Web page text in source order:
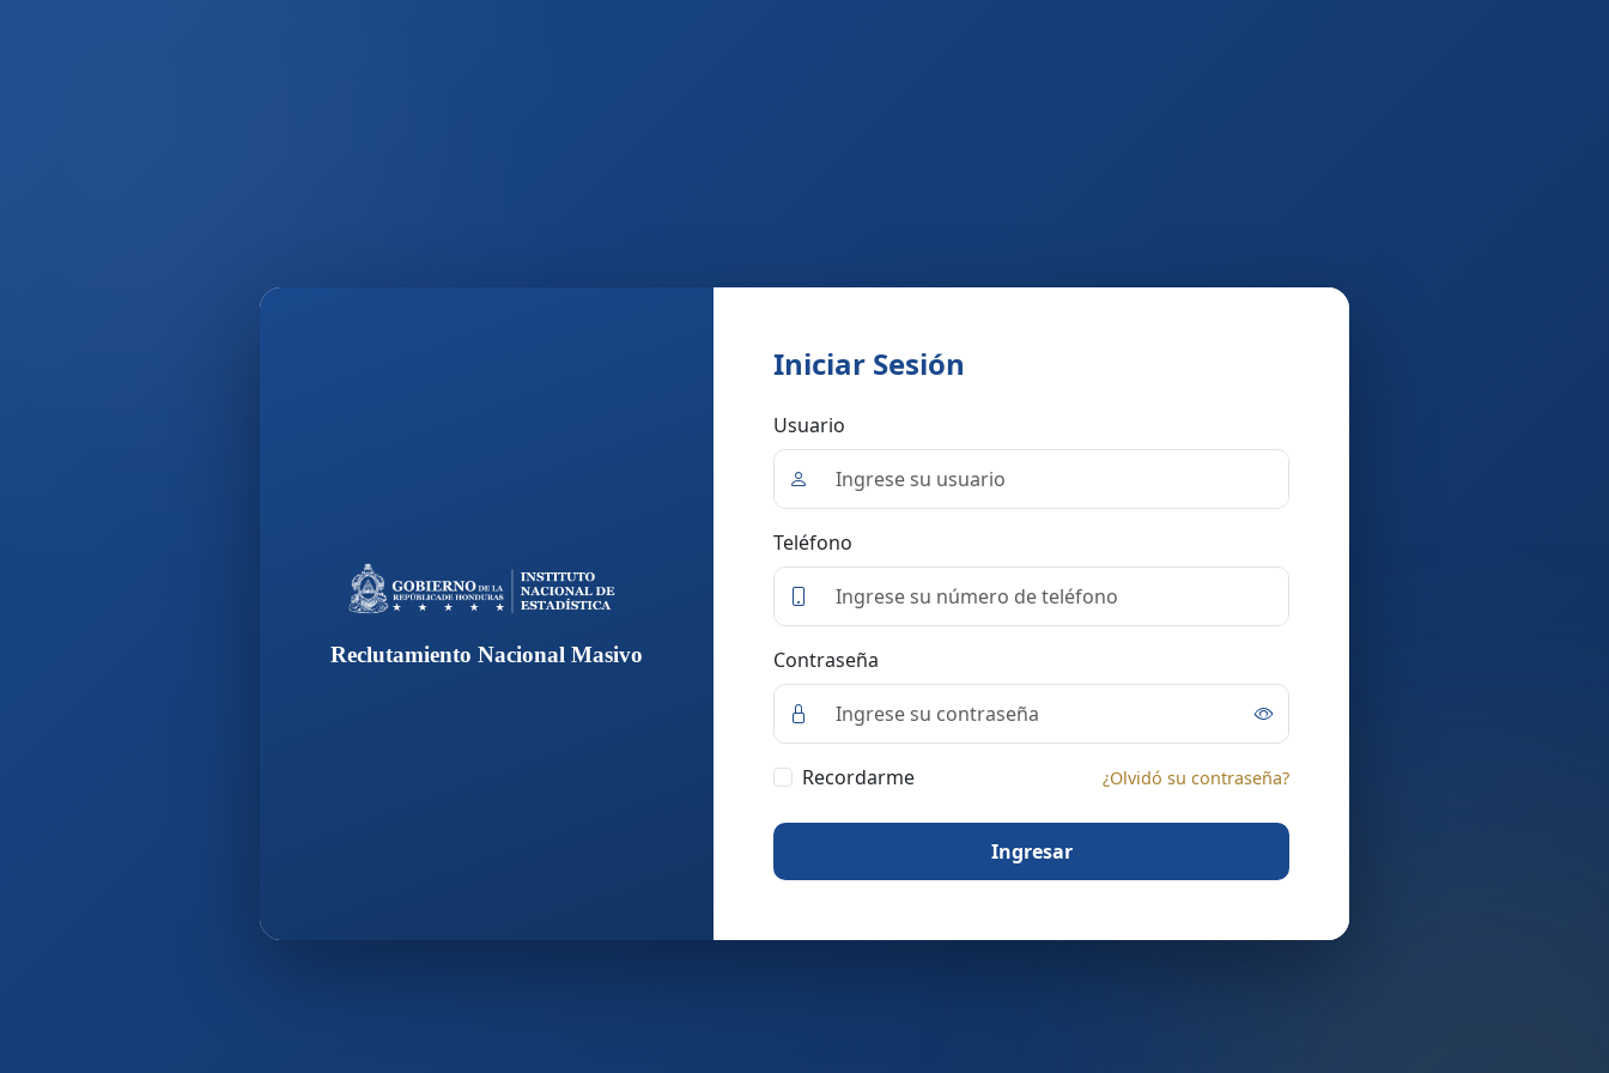
Reclutamiento Nacional Masivo
Iniciar Sesión
Usuario
Teléfono
Contraseña
Recordarme ¿Olvidó su contraseña?
Ingresar